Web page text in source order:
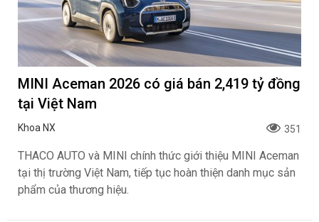
MINI Aceman 2026 có giá bán 2,419 tỷ đồng
tại Việt Nam
Khoa NX 351
THACO AUTO và MINI chính thức giới thiệu MINI Aceman
tại thị trường Việt Nam, tiếp tục hoàn thiện danh mục sản
phẩm của thương hiệu.